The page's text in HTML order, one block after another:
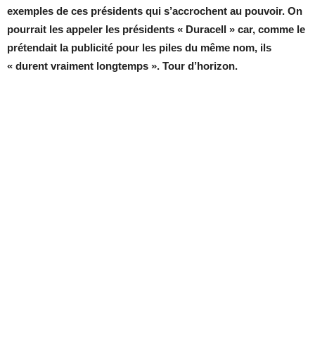
exemples de ces présidents qui s’accrochent au pouvoir. On
pourrait les appeler les présidents « Duracell » car, comme le
prétendait la publicité pour les piles du même nom, ils
« durent vraiment longtemps ». Tour d’horizon.